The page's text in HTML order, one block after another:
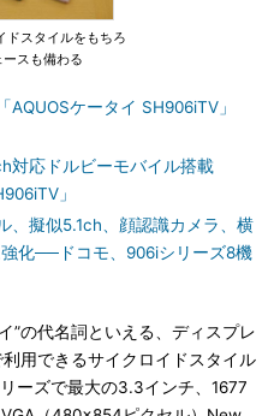
ドスタイルをもちろ
スも備わる
ケータイ SH906iTV」
対応ドルビーモバイル搭載
」
、擬似5.1ch、顔認識カメラ、横
化──ドコモ、906iシリーズ8機
”の代名詞といえる、ディスプレ
用できるサイクロイドスタイル
ーズで最大の3.3インチ、1677